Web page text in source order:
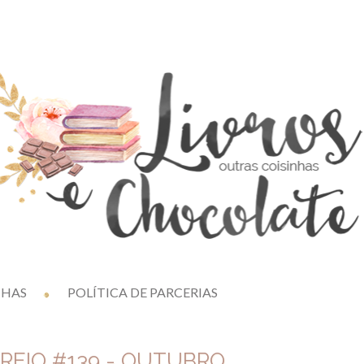
POLÍTICA DE PARCERIAS